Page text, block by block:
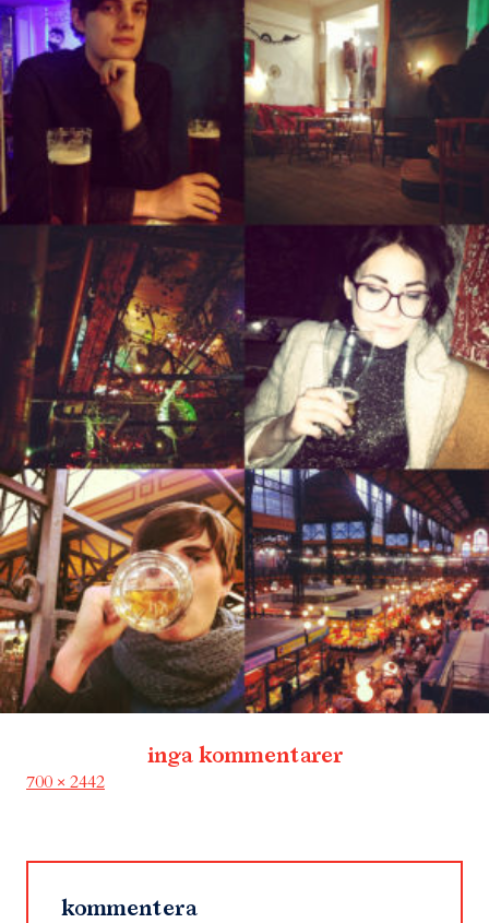
inga kommentarer
Full
700 × 2442
kommentera